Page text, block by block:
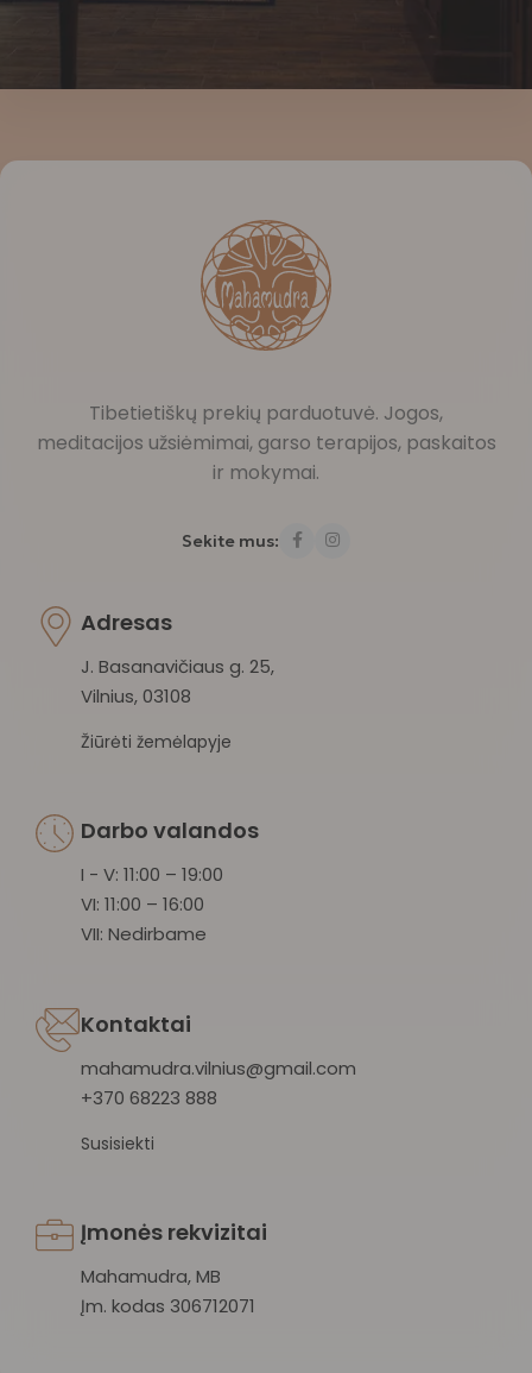
Tibetietiškų prekių parduotuvė. Jogos,
meditacijos užsiėmimai, garso terapijos, paskaitos
ir mokymai.
Sekite mus:
Adresas
J. Basanavičiaus g. 25,
Vilnius, 03108
Žiūrėti žemėlapyje
Darbo valandos
I - V: 11:00 – 19:00
VI: 11:00 – 16:00
VII: Nedirbame
Kontaktai
mahamudra.vilnius@gmail.com
+370 68223 888
Susisiekti
Įmonės rekvizitai
Mahamudra, MB
Įm. kodas 306712071